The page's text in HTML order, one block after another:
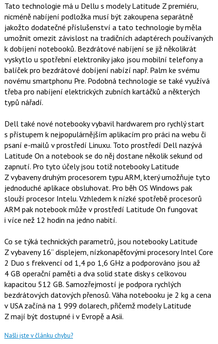
Tato technologie má u Dellu s modely Latitude Z premiéru,
nicméně nabíjení podložka musí být zakoupena separátně
jakožto dodatečné příslušenství a tato technologie by měla
umožnit omezit závislost na tradičních adaptérech používaných
k dobíjení notebooků. Bezdrátové nabíjení se již několikrát
vyskytlo u spotřební elektroniky jako jsou mobilní telefony a
balíček pro bezdrátové dobíjení nabízí např. Palm ke svému
novému smartphonu Pre. Podobná technologie se také využívá
třeba pro nabíjení elektrických zubních kartáčků a některých
typů nářadí.
Dell také nové notebooky vybavil hardwarem pro rychlý start
s přístupem k nejpopulárnějším aplikacím pro práci na webu či
psaní e-mailů v prostředí Linuxu. Toto prostředí Dell nazývá
Latitude On a notebook se do něj dostane několik sekund od
zapnutí. Pro tyto účely jsou totiž notebooky Latitude
Z vybaveny druhým procesorem typu ARM, který umožňuje tyto
jednoduché aplikace obsluhovat. Pro běh OS Windows pak
slouží procesor Intelu. Vzhledem k nízké spotřebě procesorů
ARM pak notebook může v prostředí Latitude On fungovat
i více než 12 hodin na jedno nabití.
Co se týká technických parametrů, jsou notebooky Latitude
Z vybaveny 16“ displejem, nízkonapěťovými procesory Intel Core
2 Duo s frekvencí od 1,4 po 1,6 GHz a podporováno jsou až
4 GB operační paměti a dva solid state disky s celkovou
kapacitou 512 GB. Samozřejmostí je podpora rychlých
bezdrátových datových přenosů. Váha notebooku je 2 kg a cena
v USA začíná na 1 999 dolarech, přičemž modely Latitude
Z mají být dostupné i v Evropě a Asii.
Našli jste v článku chybu?